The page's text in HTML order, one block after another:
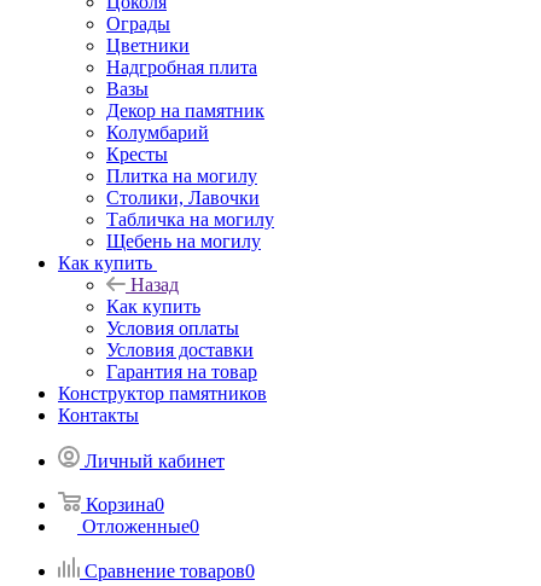
Ограды
Цветники
Надгробная плита
Вазы
Декор на памятник
Колумбарий
Кресты
Плитка на могилу
Столики, Лавочки
Табличка на могилу
Щебень на могилу
Как купить
Назад
Как купить
Условия оплаты
Условия доставки
Гарантия на товар
Конструктор памятников
Контакты
Личный кабинет
Корзина0
Отложенные0
Сравнение товаров0